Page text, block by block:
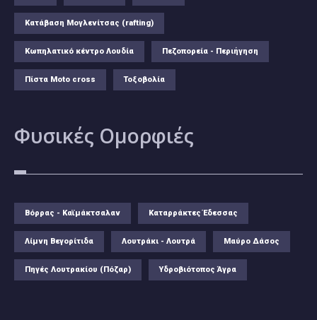
Κατάβαση Μογλενίτσας (rafting)
Κωπηλατικό κέντρο Λουδία Πεζοπορεία - Περιήγηση
Πίστα Moto cross Τοξοβολία
Φυσικές Ομορφιές
Βόρρας - Καϊμάκτσαλαν Καταρράκτες Έδεσσας
Λίμνη Βεγορίτιδα Λουτράκι - Λουτρά Μαύρο Δάσος
Πηγές Λουτρακίου (Πόζαρ) Υδροβιότοπος Άγρα